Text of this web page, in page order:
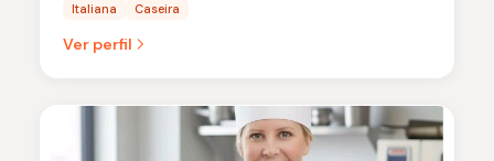
Italiana Caseira
Ver perfil